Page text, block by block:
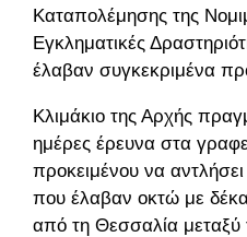
Καταπολέμησης της
Εγκληματικές
έλαβαν συγκεκριμένα
Κλιμάκιο της Αρχής
ημέρες έρευνα στα
προκειμένου να αντλήσει
που έλαβαν οκτώ με
από τη Θεσσαλία μεταξύ